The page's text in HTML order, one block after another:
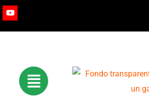
Youtube